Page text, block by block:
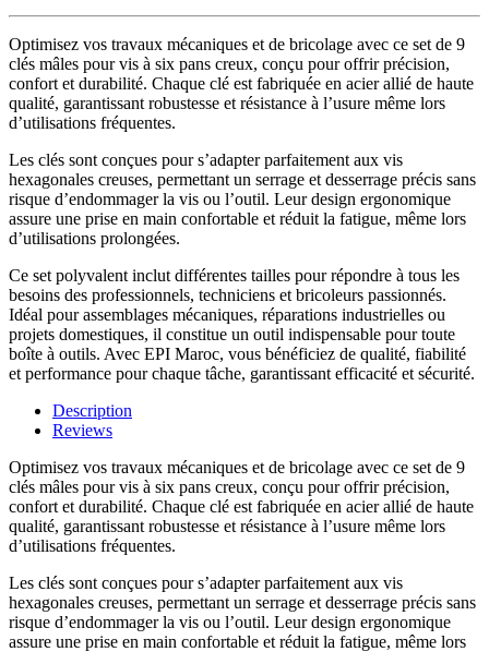
Optimisez vos travaux mécaniques et de bricolage avec ce set de 9
clés mâles pour vis à six pans creux, conçu pour offrir précision,
confort et durabilité. Chaque clé est fabriquée en acier allié de haute
qualité, garantissant robustesse et résistance à l’usure même lors
d’utilisations fréquentes.
Les clés sont conçues pour s’adapter parfaitement aux vis
hexagonales creuses, permettant un serrage et desserrage précis sans
risque d’endommager la vis ou l’outil. Leur design ergonomique
assure une prise en main confortable et réduit la fatigue, même lors
d’utilisations prolongées.
Ce set polyvalent inclut différentes tailles pour répondre à tous les
besoins des professionnels, techniciens et bricoleurs passionnés.
Idéal pour assemblages mécaniques, réparations industrielles ou
projets domestiques, il constitue un outil indispensable pour toute
boîte à outils. Avec EPI Maroc, vous bénéficiez de qualité, fiabilité
et performance pour chaque tâche, garantissant efficacité et sécurité.
Description
Reviews
Optimisez vos travaux mécaniques et de bricolage avec ce set de 9
clés mâles pour vis à six pans creux, conçu pour offrir précision,
confort et durabilité. Chaque clé est fabriquée en acier allié de haute
qualité, garantissant robustesse et résistance à l’usure même lors
d’utilisations fréquentes.
Les clés sont conçues pour s’adapter parfaitement aux vis
hexagonales creuses, permettant un serrage et desserrage précis sans
risque d’endommager la vis ou l’outil. Leur design ergonomique
assure une prise en main confortable et réduit la fatigue, même lors